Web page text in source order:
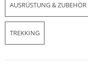
AUSRÜSTUNG & ZUBEHÖR
TREKKING